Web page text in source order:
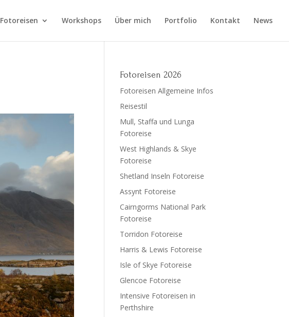
Fotoreisen Workshops Über mich Portfolio Kontakt News
Fotoreisen 2026
Fotoreisen Allgemeine Infos
Reisestil
Mull, Staffa und Lunga
Fotoreise
West Highlands & Skye
Fotoreise
Shetland Inseln Fotoreise
Assynt Fotoreise
Cairngorms National Park
Fotoreise
Torridon Fotoreise
Harris & Lewis Fotoreise
Isle of Skye Fotoreise
Glencoe Fotoreise
Intensive Fotoreisen in
Perthshire